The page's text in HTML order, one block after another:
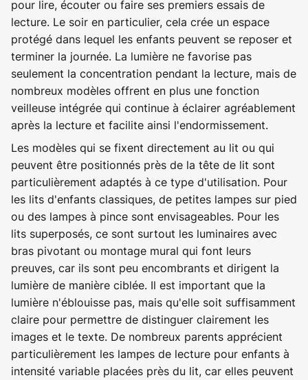
pour lire, écouter ou faire ses premiers essais de
lecture. Le soir en particulier, cela crée un espace
protégé dans lequel les enfants peuvent se reposer et
terminer la journée. La lumière ne favorise pas
seulement la concentration pendant la lecture, mais de
nombreux modèles offrent en plus une fonction
veilleuse intégrée qui continue à éclairer agréablement
après la lecture et facilite ainsi l'endormissement.
Les modèles qui se fixent directement au lit ou qui
peuvent être positionnés près de la tête de lit sont
particulièrement adaptés à ce type d'utilisation. Pour
les lits d'enfants classiques, de petites lampes sur pied
ou des lampes à pince sont envisageables. Pour les
lits superposés, ce sont surtout les luminaires avec
bras pivotant ou montage mural qui font leurs
preuves, car ils sont peu encombrants et dirigent la
lumière de manière ciblée. Il est important que la
lumière n'éblouisse pas, mais qu'elle soit suffisamment
claire pour permettre de distinguer clairement les
images et le texte. De nombreux parents apprécient
particulièrement les lampes de lecture pour enfants à
intensité variable placées près du lit, car elles peuvent